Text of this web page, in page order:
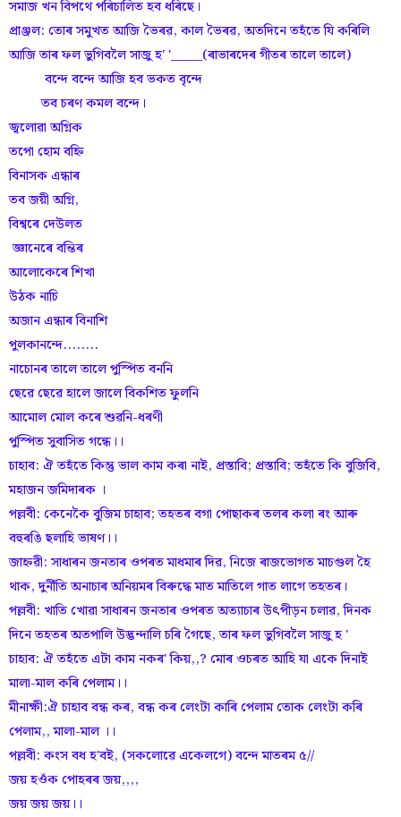
সমাজ খন বিপথে পৰিচালিত হব ধৰিছে।
প্ৰাঞ্জল: তোৰ সমুখত আজি ভৈৰৱ, কাল ভৈৰৱ, অতদিনে তহঁতে যি কৰিলি
আজি তাৰ ফল ভুগিবলৈ সাজু হ' '_____(ৰাভাৰদেৰ গীতৰ তালে তালে)
বন্দে বন্দে আজি হব ভকত বৃন্দে
তব চৰণ কমল বন্দে।
জ্বলোৱা অগ্নিক
তপো হোম বহ্নি
বিনাসক এন্ধাৰ
তব জয়ী অগ্নি,
বিশ্বৰে দেউলত
জ্ঞানেৰে বন্তিৰ
আলোকেৰে শিখা
উঠক নাচি
অজান এন্ধাৰ বিনাশি
পুলকানন্দে........
নাচোনৰ তালে তালে পুস্পিত বননি
ছেৱে ছেৱে হালে জালে বিকশিত ফুলনি
আমোল মোল কৰে শুৱনি-ধৰণী
পুস্পিত সুবাসিত গন্ধে।।
চাহাব: ঐ তহঁতে কিন্তু ভাল কাম কৰা নাই, প্ৰস্তাবি; প্ৰস্তাবি; তহঁতে কি বুজিবি,
মহাজন জমিদাৰক ।
পল্লবী: কেনেকৈ বুজিম চাহাব; তহতৰ বগা পোছাকৰ তলৰ কলা ৰং আৰু
বহুৰঙি ছলাহি ভাষণ।।
জাহ্নৱী: সাধাৰন জনতাৰ ওপৰত মাধমাৰ দিৱ, নিজে ৰাজভোগত মাচগুল হৈ
থাক, দুৰ্নীতি অনাচাৰ অনিয়মৰ বিৰুদ্ধে মাত মাতিলে গাত লাগে তহতৰ।
পল্লবী: খাতি খোৱা সাধাৰন জনতাৰ ওপৰত অত্যাচাৰ উৎপীড়ন চলাৱ, দিনক
দিনে তহতৰ অতপালি উদ্ভন্দালি চৰি গৈছে, তাৰ ফল ভুগিবলৈ সাজু হ '
চাহাব: ঐ তহঁতে এটা কাম নকৰ' কিয়,,? মোৰ ওচৰত আহি যা একে দিনাই
মালা-মাল কৰি পেলাম।।
মীনাক্ষী:ঐ চাহাব বন্ধ কৰ, বন্ধ কৰ লেংটা কাৰি পেলাম তোক লেংটা কৰি
পেলাম,, মালা-মাল ।।
পল্লবী: কংস বধ হ'বই, (সকলোৱে একেলগে) বন্দে মাতৰম ৫//
জয় হওঁক পোহৰৰ জয়,,,,
জয় জয় জয়।।